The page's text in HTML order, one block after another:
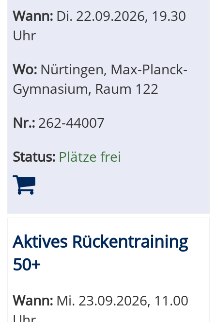
Wann: Di. 22.09.2026, 19.30
Uhr
Wo: Nürtingen, Max-Planck-
Gymnasium, Raum 122
Nr.: 262-44007
Status: Plätze frei
Aktives Rückentraining
50+
Wann: Mi. 23.09.2026, 11.00